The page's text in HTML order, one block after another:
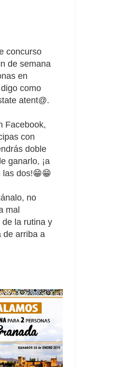
concurso
de semana
en
como
atent@.
Facebook,
con
doble
ganarlo, ¡a
las dos!😁😁
no
mal
la rutina y
de arriba a